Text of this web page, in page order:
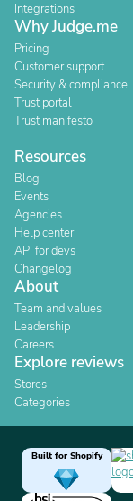
Integrations
Why Judge.me
Pricing
Customer support
Security & compliance
Trust portal
Trust manifesto
Resources
Blog
Events
Agencies
Help center
API for devs
Changelog
About
Team and values
Leadership
Careers
Explore reviews
Stores
Categories
Built for Shopify